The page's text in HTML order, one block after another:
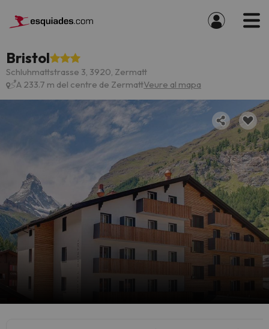
Bristol
Schluhmattstrasse 3, 3920, Zermatt
A 233.7 m del centre de ZermattVeure al mapa